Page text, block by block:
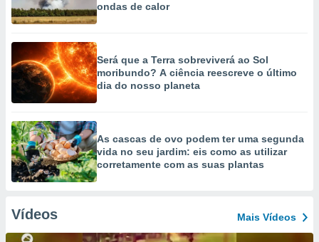
ondas de calor
Será que a Terra sobreviverá ao Sol
moribundo? A ciência reescreve o último
dia do nosso planeta
As cascas de ovo podem ter uma segunda
vida no seu jardim: eis como as utilizar
corretamente com as suas plantas
Vídeos Mais Vídeos